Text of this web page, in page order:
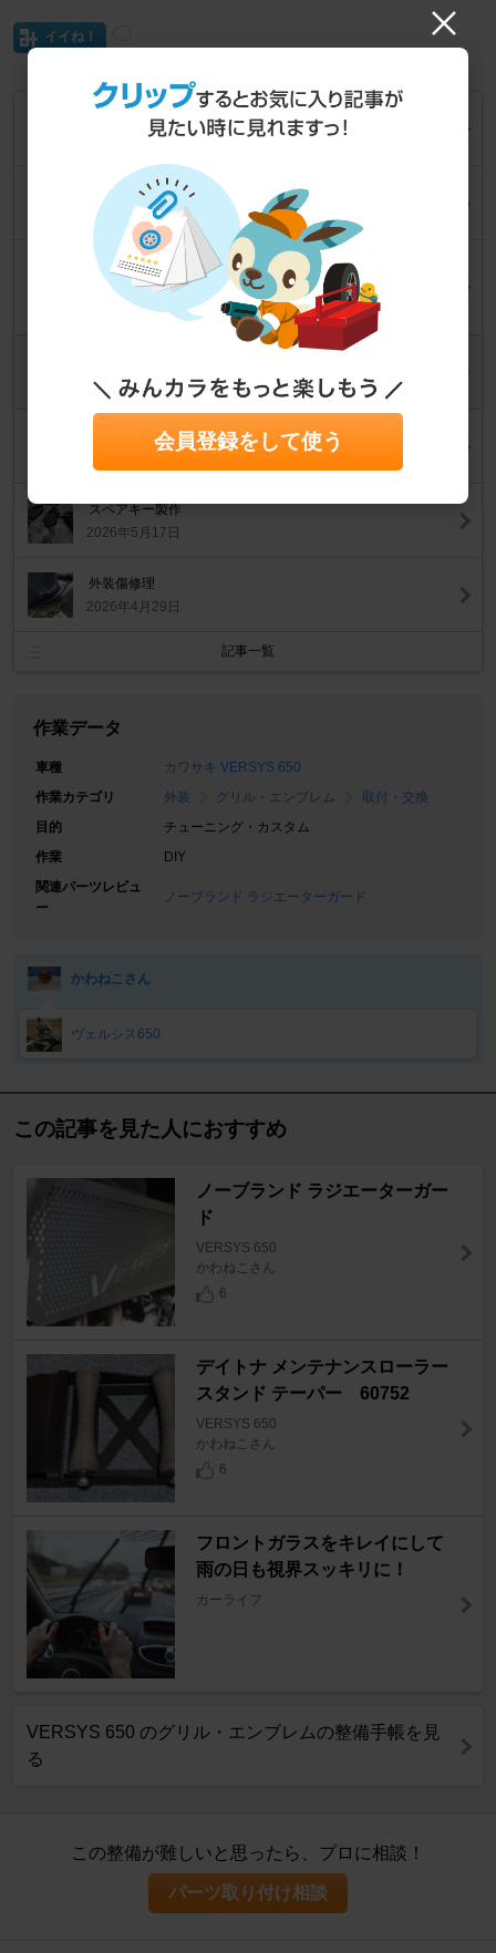
イイね！
スマホホルダー取り付け
2026年6月15日
ホーン交換
2026年6月14日
デイトナ メンテナンスローラースタンド テーパーを使っ
てみた
2026年6月13日
2026年6月8日
リアハガーフェンダー取り付け
スペアキー製作
2026年5月17日
外装傷修理
2026年4月29日
記事一覧
作業データ
車種
カワサキ VERSYS 650
作業カテゴリ
外装 グリル・エンブレム
取付・交換
目的
チューニング・カスタム
作業
DIY
関連パーツレビュ
ー
ノーブランド ラジエーターガード
かわねこさん
ヴェルシス650
この記事を見た人におすすめ
ノーブランド ラジエーターガー
ド
VERSYS 650
かわねこさん
6
デイトナ メンテナンスローラー
スタンド テーパー 60752
VERSYS 650
かわねこさん
6
フロントガラスをキレイにして
雨の日も視界スッキリに！
カーライフ
VERSYS 650 のグリル・エンブレムの整備手帳を見
る
この整備が難しいと思ったら、プロに相談！
パーツ取り付け相談
会員登録をして使う